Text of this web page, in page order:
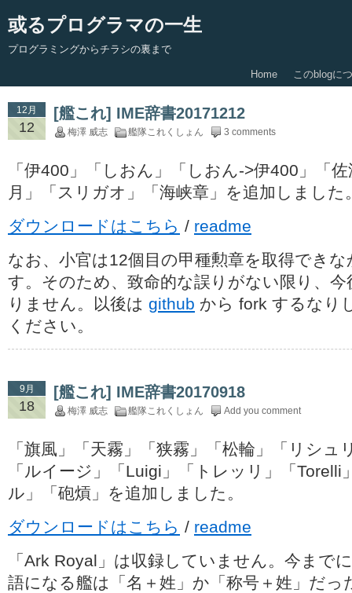
或るプログラマの一生
プログラミングからチラシの裏まで
Home このblogに
12月
12
[艦これ] IME辞書20171212
梅澤 威志 艦隊これくしょん 3 comments
「伊400」「しおん」「しおん->伊400」「
月」「スリガオ」「海峡章」を追加しました
ダウンロードはこちら / readme
なお、小官は12個目の甲種勲章を取得でき
す。そのため、致命的な誤りがない限り、
りません。以後は github から fork するなり
ください。
9月
18
[艦これ] IME辞書20170918
梅澤 威志 艦隊これくしょん Add you comment
「旗風」「天霧」「狭霧」「松輪」「リシ
「ルイージ」「Luigi」「トレッリ」「Torelli
ル」「砲熕」を追加しました。
ダウンロードはこちら / readme
「Ark Royal」は収録していません。今まで
語になる艦は「名＋姓」か「称号＋姓」だ